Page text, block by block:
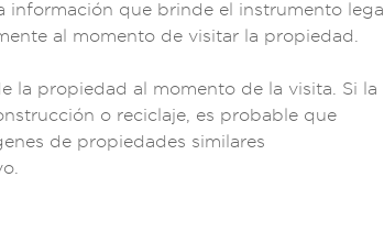
información que brinde el instrumento l egal
al momento de visitar la propiedad.
la propiedad al momento de la visita . Si la
o reciclaje, es probable que
de propiedades similares